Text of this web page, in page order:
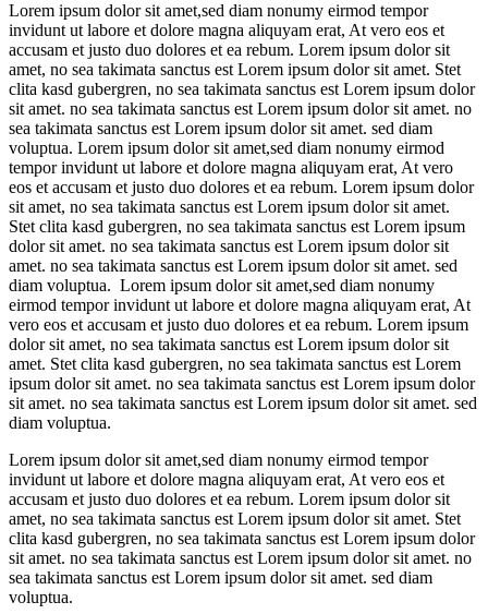
Lorem ipsum dolor sit amet,sed diam nonumy eirmod tempor
invidunt ut labore et dolore magna aliquyam erat, At vero eos et
accusam et justo duo dolores et ea rebum. Lorem ipsum dolor sit
amet, no sea takimata sanctus est Lorem ipsum dolor sit amet. Stet
clita kasd gubergren, no sea takimata sanctus est Lorem ipsum dolor
sit amet. no sea takimata sanctus est Lorem ipsum dolor sit amet. no
sea takimata sanctus est Lorem ipsum dolor sit amet. sed diam
voluptua. Lorem ipsum dolor sit amet,sed diam nonumy eirmod
tempor invidunt ut labore et dolore magna aliquyam erat, At vero
eos et accusam et justo duo dolores et ea rebum. Lorem ipsum dolor
sit amet, no sea takimata sanctus est Lorem ipsum dolor sit amet.
Stet clita kasd gubergren, no sea takimata sanctus est Lorem ipsum
dolor sit amet. no sea takimata sanctus est Lorem ipsum dolor sit
amet. no sea takimata sanctus est Lorem ipsum dolor sit amet. sed
diam voluptua. Lorem ipsum dolor sit amet,sed diam nonumy
eirmod tempor invidunt ut labore et dolore magna aliquyam erat, At
vero eos et accusam et justo duo dolores et ea rebum. Lorem ipsum
dolor sit amet, no sea takimata sanctus est Lorem ipsum dolor sit
amet. Stet clita kasd gubergren, no sea takimata sanctus est Lorem
ipsum dolor sit amet. no sea takimata sanctus est Lorem ipsum dolor
sit amet. no sea takimata sanctus est Lorem ipsum dolor sit amet. sed
diam voluptua.
Lorem ipsum dolor sit amet,sed diam nonumy eirmod tempor
invidunt ut labore et dolore magna aliquyam erat, At vero eos et
accusam et justo duo dolores et ea rebum. Lorem ipsum dolor sit
amet, no sea takimata sanctus est Lorem ipsum dolor sit amet. Stet
clita kasd gubergren, no sea takimata sanctus est Lorem ipsum dolor
sit amet. no sea takimata sanctus est Lorem ipsum dolor sit amet. no
sea takimata sanctus est Lorem ipsum dolor sit amet. sed diam
voluptua.